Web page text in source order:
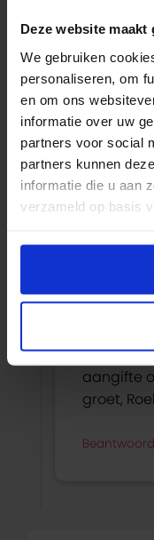
Deze website
We gebruiken
personaliseren, om
en om ons
informatie over uw
partners voor social
partners kunnen
informatie die u aan
verzameld op basis
over de
jaar, dan
gelden over
een fout?
Beantwoorden
25
Beste
aangifte
groet,